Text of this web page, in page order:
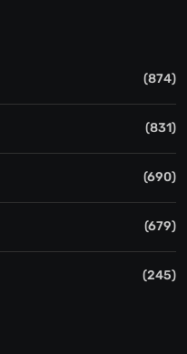
(874)
(831)
(690)
(679)
(245)